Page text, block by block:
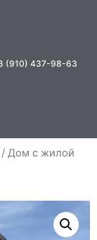
(910) 437-98-63
/ Дом с жилой